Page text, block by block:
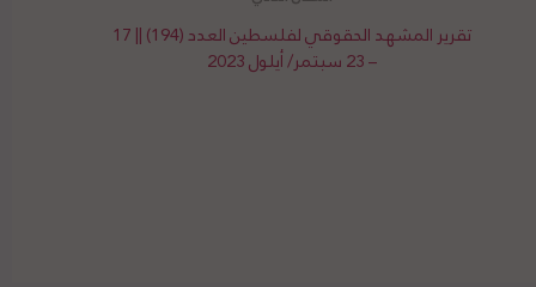
تقرير المشهد الحقوقي لفلسطين العدد (194) || 17
– 23 سبتمر/ أيلول 2023